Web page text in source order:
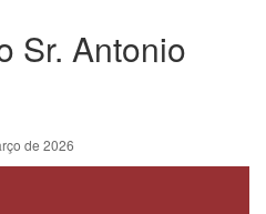
Sr. Antonio
de 2026